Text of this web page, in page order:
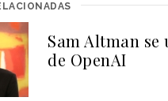
Sam Altman
de OpenAI